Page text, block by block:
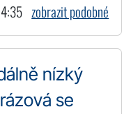
zobrazit podobné
nízký
se